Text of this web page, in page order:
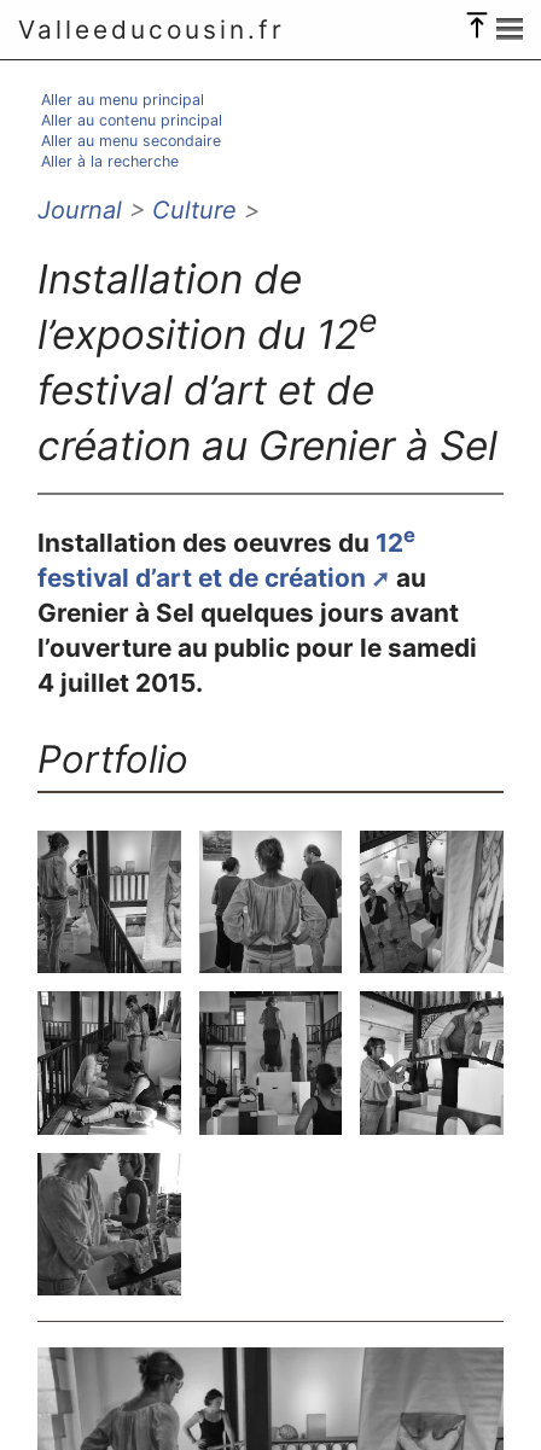
Valleeducousin.fr
Aller au menu principal
Aller au contenu principal
Aller au menu secondaire
Aller à la recherche
Journal > Culture >
Installation de
l’exposition du 12e
festival d’art et de
création au Grenier à Sel
Installation des oeuvres du 12e
festival d’art et de création
au
Grenier à Sel quelques jours avant
l’ouverture au public pour le samedi
4 juillet 2015.
Portfolio